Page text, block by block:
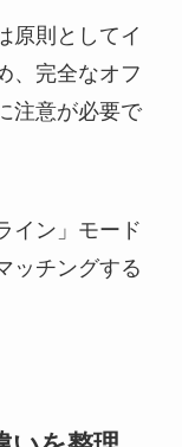
原則としてイ
、完全なオフ
注意が必要で
イン」モード
ッチングする